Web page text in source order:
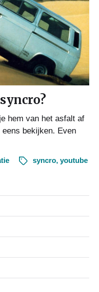
hem van het asfalt af
bekijken. Even
syncro, youtube